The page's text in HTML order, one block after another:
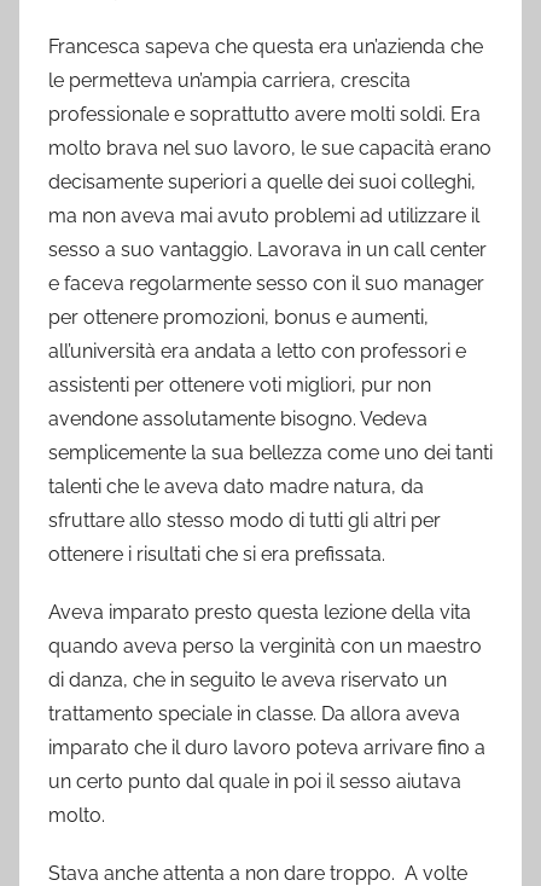
Francesca sapeva che questa era un’azienda che
le permetteva un’ampia carriera, crescita
professionale e soprattutto avere molti soldi. Era
molto brava nel suo lavoro, le sue capacità erano
decisamente superiori a quelle dei suoi colleghi,
ma non aveva mai avuto problemi ad utilizzare il
sesso a suo vantaggio. Lavorava in un call center
e faceva regolarmente sesso con il suo manager
per ottenere promozioni, bonus e aumenti,
all’università era andata a letto con professori e
assistenti per ottenere voti migliori, pur non
avendone assolutamente bisogno. Vedeva
semplicemente la sua bellezza come uno dei tanti
talenti che le aveva dato madre natura, da
sfruttare allo stesso modo di tutti gli altri per
ottenere i risultati che si era prefissata.
Aveva imparato presto questa lezione della vita
quando aveva perso la verginità con un maestro
di danza, che in seguito le aveva riservato un
trattamento speciale in classe. Da allora aveva
imparato che il duro lavoro poteva arrivare fino a
un certo punto dal quale in poi il sesso aiutava
molto.
Stava anche attenta a non dare troppo. A volte